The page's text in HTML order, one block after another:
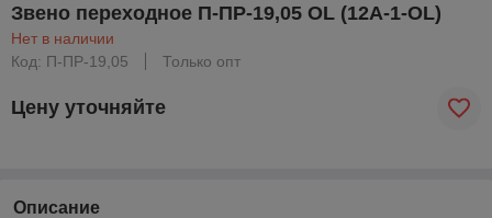
Звено переходное П-ПР-19,05 OL (12A-1-ОL)
Нет в наличии
Код: П-ПР-19,05
Только опт
Цену уточняйте
Описание